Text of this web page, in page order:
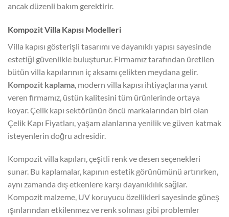
ancak düzenli bakım gerektirir.
Kompozit Villa Kapısı Modelleri
Villa kapısı gösterişli tasarımı ve dayanıklı yapısı sayesinde
estetiği güvenlikle buluşturur. Firmamız tarafından üretilen
bütün villa kapılarının iç aksamı çelikten meydana gelir.
Kompozit kaplama , modern villa kapısı ihtiyaçlarına yanıt
veren firmamız, üstün kalitesini tüm ürünlerinde ortaya
koyar. Çelik kapı sektörünün öncü markalarından biri olan
Çelik Kapı Fiyatları, yaşam alanlarına yenilik ve güven katmak
isteyenlerin doğru adresidir.
Kompozit villa kapıları, çeşitli renk ve desen seçenekleri
sunar. Bu kaplamalar, kapının estetik görünümünü artırırken,
aynı zamanda dış etkenlere karşı dayanıklılık sağlar.
Kompozit malzeme, UV koruyucu özellikleri sayesinde güneş
ışınlarından etkilenmez ve renk solması gibi problemler